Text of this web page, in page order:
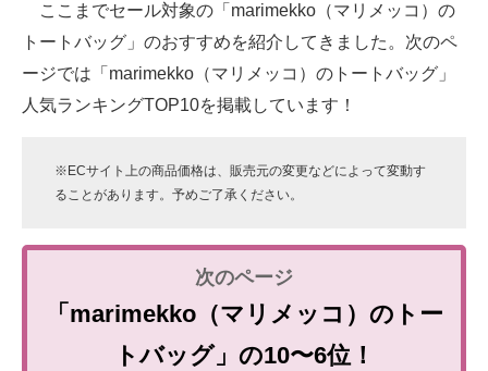
ここまでセール対象の「marimekko（マリメッコ）の
トートバッグ」のおすすめを紹介してきました。次のペ
ージでは「marimekko（マリメッコ）のトートバッグ」
人気ランキングTOP10を掲載しています！
※ECサイト上の商品価格は、販売元の変更などによって変動す
ることがあります。予めご了承ください。
「marimekko（マリメッコ）のトー
トバッグ」の10〜6位！